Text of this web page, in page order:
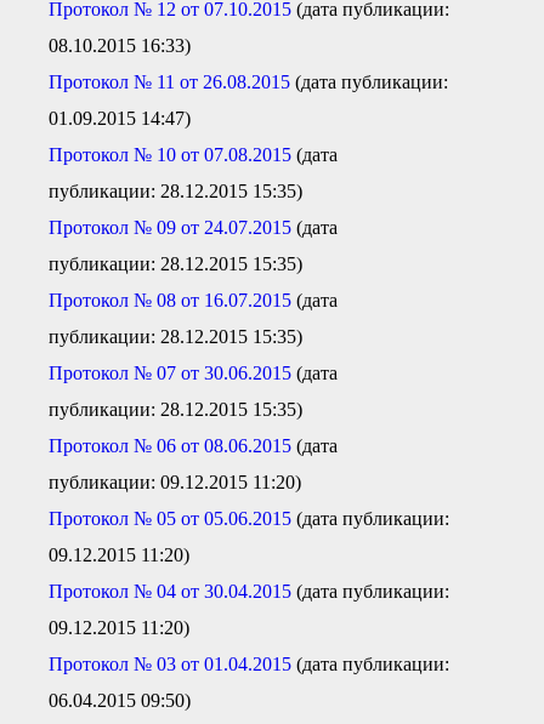
Протокол № 12 от 07.10.2015 (дата публикации:
08.10.2015 16:33)
Протокол № 11 от 26.08.2015 (дата публикации:
01.09.2015 14:47)
Протокол № 10 от 07.08.2015 (дата
публикации: 28.12.2015 15:35)
Протокол № 09 от 24.07.2015 (дата
публикации: 28.12.2015 15:35)
Протокол № 08 от 16.07.2015 (дата
публикации: 28.12.2015 15:35)
Протокол № 07 от 30.06.2015 (дата
публикации: 28.12.2015 15:35)
Протокол № 06 от 08.06.2015 (дата
публикации: 09.12.2015 11:20)
Протокол № 05 от 05.06.2015 (дата публикации:
09.12.2015 11:20)
Протокол № 04 от 30.04.2015 (дата публикации:
09.12.2015 11:20)
Протокол № 03 от 01.04.2015 (дата публикации:
06.04.2015 09:50)